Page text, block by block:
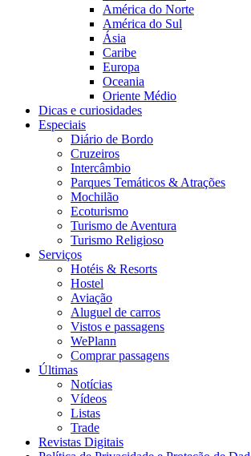
América do Norte
América do Sul
Ásia
Caribe
Europa
Oceania
Oriente Médio
Dicas e curiosidades
Especiais
Diário de Bordo
Cruzeiros
Intercâmbio
Parques Temáticos & Atrações
Mochilão
Ecoturismo
Turismo de Aventura
Turismo Religioso
Serviços
Hotéis & Resorts
Hostel
Aviação
Aluguel de carros
Vistos e passagens
WePlann
Comprar passagens
Últimas
Notícias
Vídeos
Listas
Trade
Revistas Digitais